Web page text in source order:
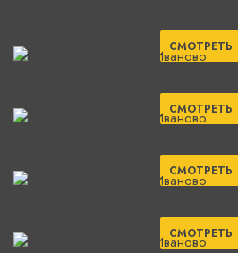
СМОТРЕТЬ
СМОТРЕТЬ
СМОТРЕТЬ
СМОТРЕТЬ